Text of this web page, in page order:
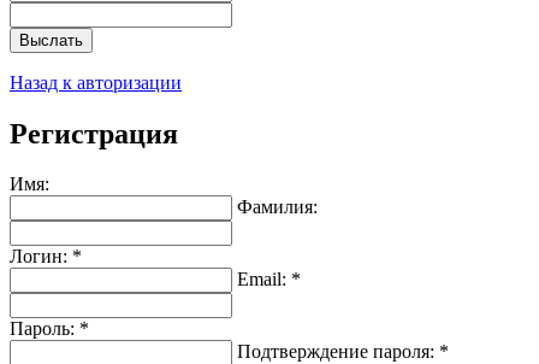
Выслать
Назад к авторизации
Регистрация
Имя:
Фамилия:
Логин: *
Email: *
Пароль: *
Подтверждение пароля: *